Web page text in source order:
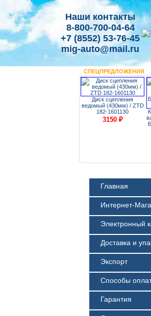
Наши контакты
8-800-700-04-64
+7 (8552) 53-76-45
mig-auto@mail.ru
СПЕЦПРЕДЛОЖЕНИЯ
Диск сцепления
ведомый (430мм) / ZTD
182-1601130
3150 ₽
Главная
Интернет-
Электронный
Доставка и
Экспорт
Способы
Гарантия